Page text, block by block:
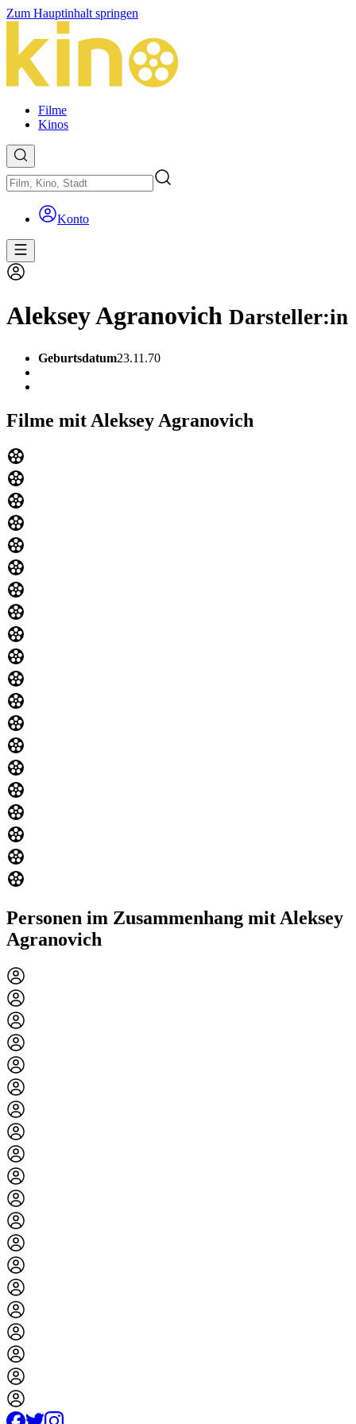
Zum Hauptinhalt springen
Filme
Kinos
Konto
Aleksey Agranovich Darsteller:in
Geburtsdatum23.11.70
Filme mit Aleksey Agranovich
Personen im Zusammenhang mit Aleksey
Agranovich